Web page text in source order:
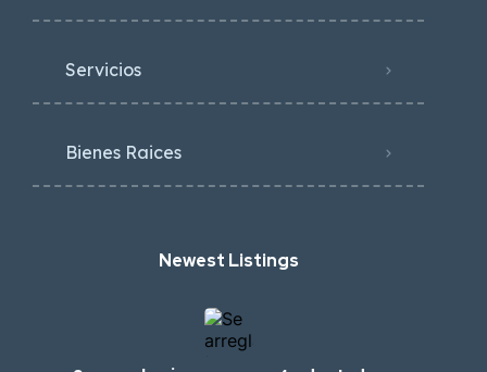
Servicios
Bienes Raices
Newest Listings​